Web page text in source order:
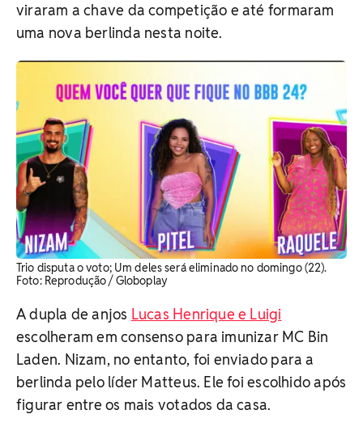
viraram a chave da competição e até formaram
uma nova berlinda nesta noite.
Trio disputa o voto; Um deles será eliminado no domingo (22).
Foto: Reprodução / Globoplay
A dupla de anjos Lucas Henrique e Luigi
escolheram em consenso para imunizar MC Bin
Laden. Nizam, no entanto, foi enviado para a
berlinda pelo líder Matteus. Ele foi escolhido após
figurar entre os mais votados da casa.